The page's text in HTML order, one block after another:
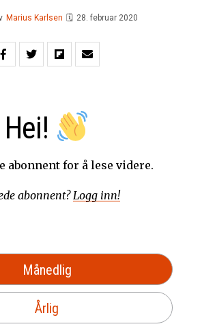
Marius Karlsen 🗓 28. februar 2020
Hei!
abonnent for å lese videre.
abonnent?Logg inn!
Månedlig
Årlig